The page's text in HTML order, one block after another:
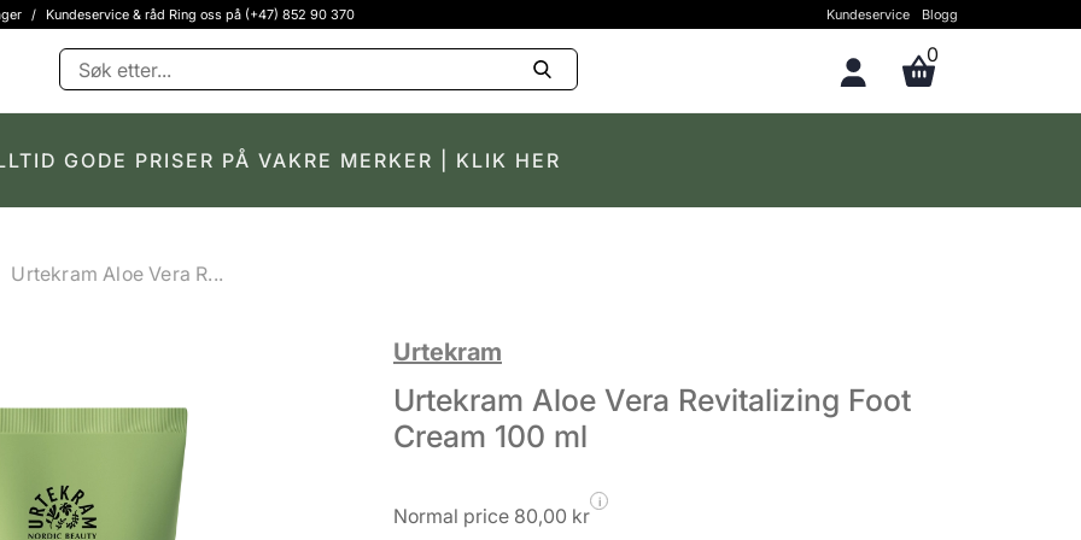
/ Kundeservice & råd Ring oss på (+47) 852 90 370 Kundeservice Blogg
0
GODE PRISER PÅ VAKRE MERKER | KLIK HER
Urtekram Aloe Vera R...
Urtekram
Urtekram Aloe Vera Revitalizing Foot
Cream 100 ml
Normal price 80,00 kr
i